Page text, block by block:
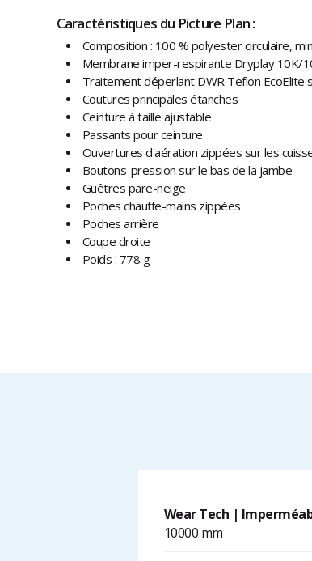
Caractéristiques du Picture Plan :
Composition : 100 % polyester circulaire,
Membrane imper-respirante Dryplay 10K/
Traitement déperlant DWR Teflon EcoElite
Coutures principales étanches
Ceinture à taille ajustable
Passants pour ceinture
Ouvertures d'aération zippées sur les
Boutons-pression sur le bas de la jambe
Guêtres pare-neige
Poches chauffe-mains zippées
Poches arrière
Coupe droite
Poids : 778 g
Wear Tech |
10000 mm